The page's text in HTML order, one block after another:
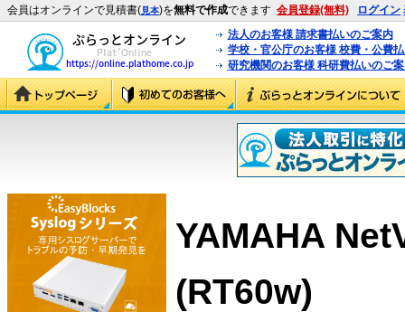
会員はオンラインで見積書(見本)を無料で作成できます 会員登録(無料) ログイン
法人のお客様 請求書払いのご案内
学校・官公庁のお客様 校費・公費
研究機関のお客様 科研費払いのご
YAMAHA
(RT60w)